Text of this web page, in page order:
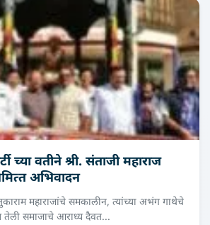
च्‍या वतीने श्री. संताजी महाराज
अभिवादन
महाराजांचे समकालीन, त्यांच्या अभंग गाथेचे
समाजाचे आराध्य दैवत...